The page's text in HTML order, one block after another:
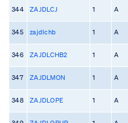
344 ZAJDLCJ 1 A
345 zajdlchb 1 A
346 ZAJDLCHB2 1 A
347 ZAJDLMON 1 A
348 ZAJDLOPE 1 A